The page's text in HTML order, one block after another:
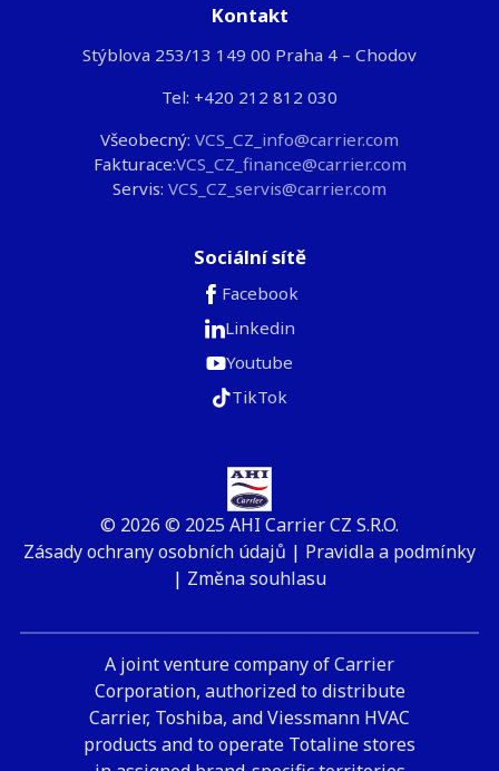
Kontakt
Stýblova 253/13 149 00 Praha 4 – Chodov
Tel: +420 212 812 030
Všeobecný: VCS_CZ_info@carrier.com
Fakturace:VCS_CZ_finance@carrier.com
Servis: VCS_CZ_servis@carrier.com
Sociální sítě
Facebook
Linkedin
Youtube
TikTok
© 2026 © 2025 AHI Carrier CZ S.R.O.
Zásady ochrany osobních údajů | Pravidla a podmínky
| Změna souhlasu
A joint venture company of Carrier
Corporation, authorized to distribute
Carrier, Toshiba, and Viessmann HVAC
products and to operate Totaline stores